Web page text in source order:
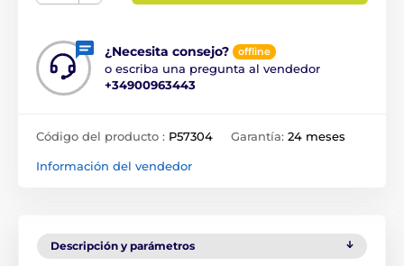
¿Necesita consejo? offline
o escriba una pregunta al vendedor
+34900963443
Código del producto : P57304 Garantía: 24 meses
Información del vendedor
Descripción y parámetros